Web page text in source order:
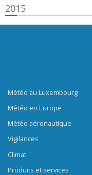
2015
Météo au Luxembourg
Météo en Europe
Météo aéronautique
Vigilances
Climat
Produits et services